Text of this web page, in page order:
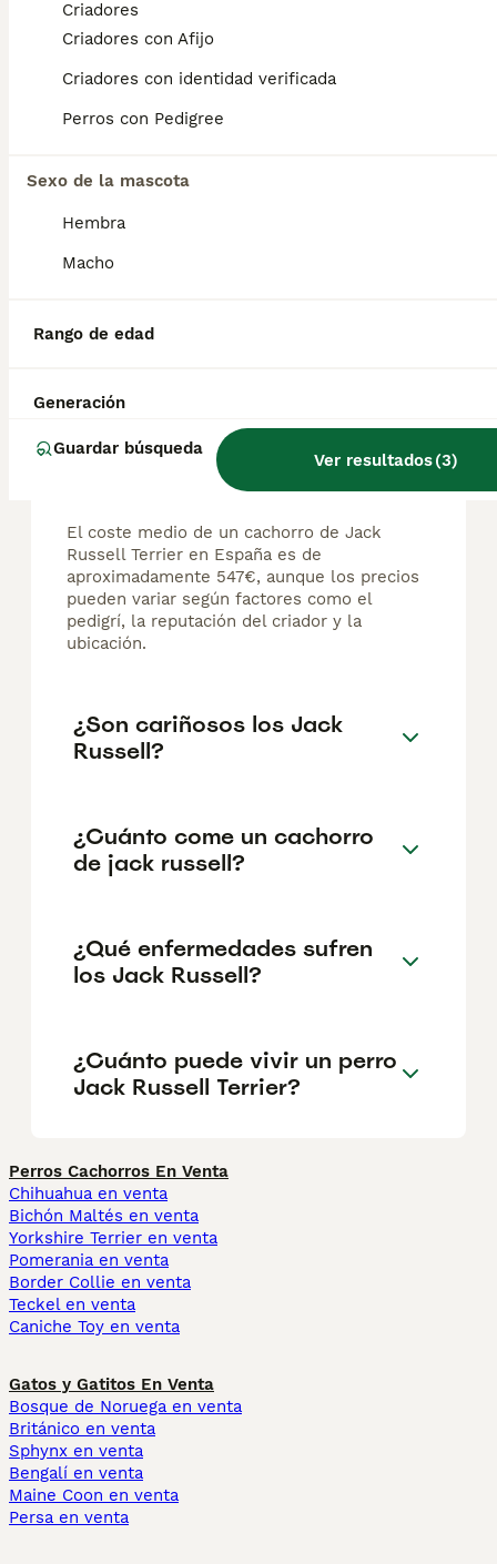
Criadores
Criadores con Afijo
Criadores con identidad verificada
Perros con Pedigree
Sexo de la mascota
Hembra
Macho
Rango de edad
Generación
Guardar búsqueda
Ver resultados(3)
Jack russell
Jack Russell Terrier
Edad SexoPrecio
¿Cuánto cuesta un cachorro
de Jack Russell Terrier?
El coste medio de un cachorro de Jack
Russell Terrier en España es de
aproximadamente 547€, aunque los precios
pueden variar según factores como el
pedigrí, la reputación del criador y la
ubicación.
¿Son cariñosos los Jack
Russell?
¿Cuánto come un cachorro
de jack russell?
¿Qué enfermedades sufren
los Jack Russell?
¿Cuánto puede vivir un perro
Jack Russell Terrier?
Perros Cachorros En Venta
Chihuahua en venta
Bichón Maltés en venta
Yorkshire Terrier en venta
Pomerania en venta
Border Collie en venta
Teckel en venta
Caniche Toy en venta
Gatos y Gatitos En Venta
Bosque de Noruega en venta
Británico en venta
Sphynx en venta
Bengalí en venta
Maine Coon en venta
Persa en venta